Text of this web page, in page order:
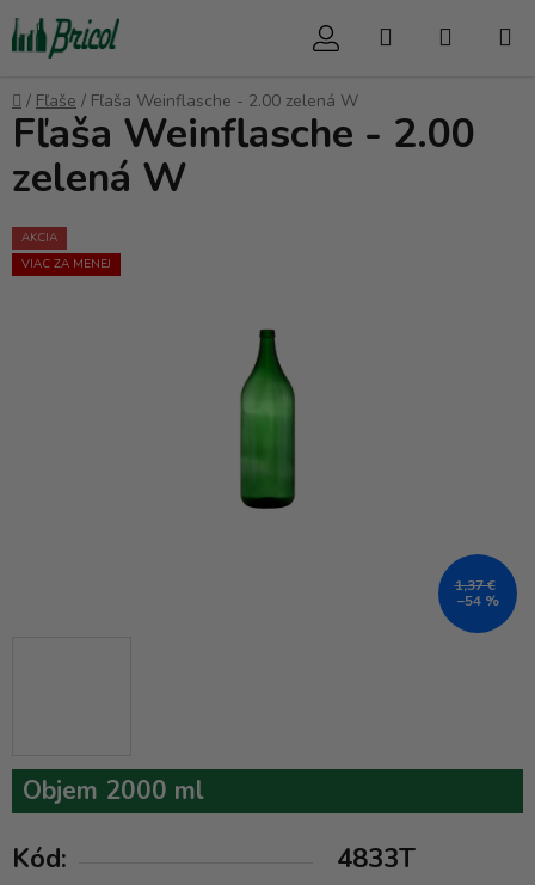
Prejsť
na
obsah
Hľadať
Domov
/ Fľaše / Fľaša Weinflasche - 2.00 zelená W
Objem 2000 ml
Kód: 4833T
Fľaša Weinflasche - 2.00
zelená W
AKCIA
VIAC ZA MENEJ
1,37 €
–54 %